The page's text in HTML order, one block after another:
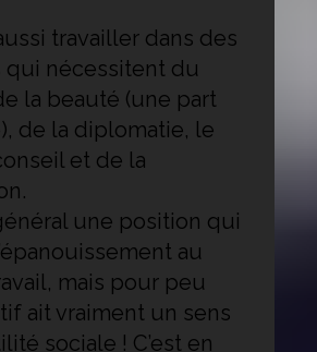
travailler dans des
qui nécessitent du
la beauté (une part
de la diplomatie, le
et de la
une position qui
au
mais pour peu
ait vraiment un sens
sociale ! C’est en